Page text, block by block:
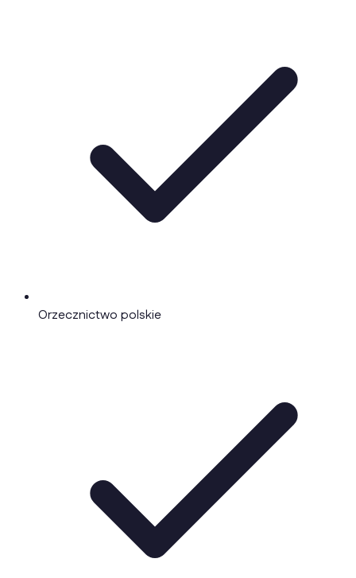
Orzecznictwo polskie